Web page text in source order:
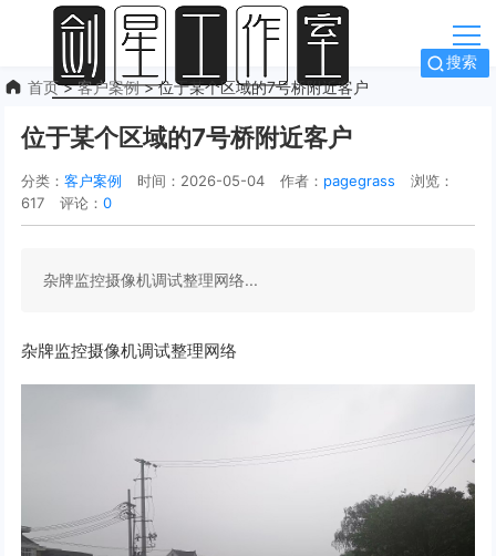
搜索
首页>客户案例> 位于某个区域的7号桥附近客户
位于某个区域的7号桥附近客户
分类：客户案例 时间：2026-05-04 作者： pagegrass
浏览：
617
评论：0
杂牌监控摄像机调试整理网络...
杂牌监控摄像机调试整理网络